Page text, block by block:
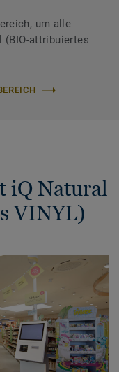
um alle
(BIO-attribuiertes
iQ Natural
VINYL)